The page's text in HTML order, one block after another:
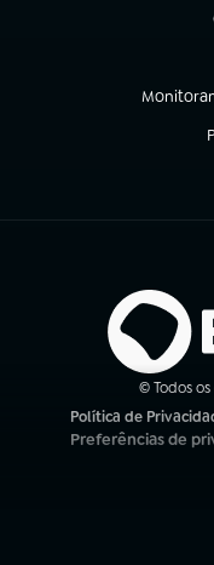
(abre em
© Todos
Política de
(abre em nova aba)
Preferências de